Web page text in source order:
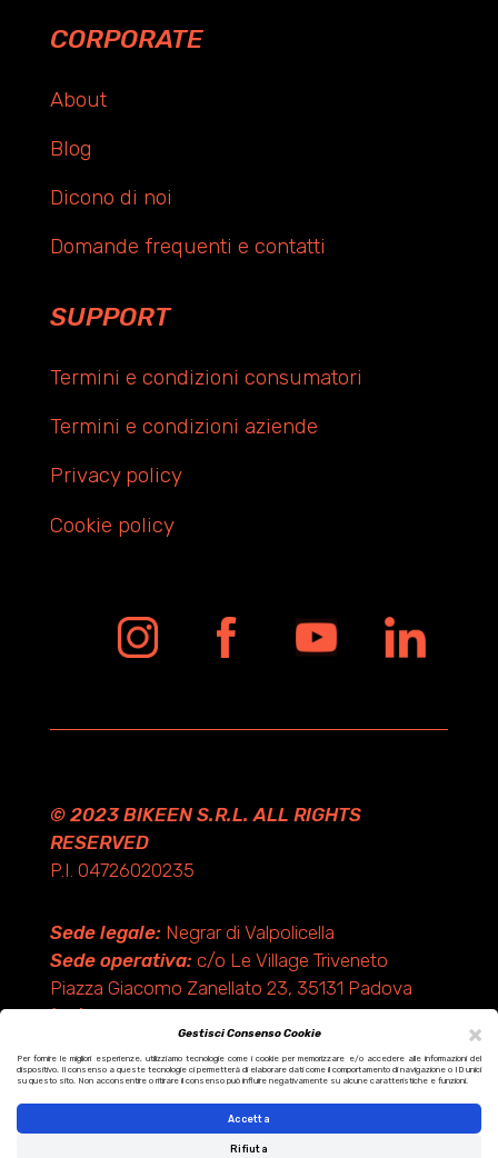
×
Gestisci Consenso Cookie
Per fornire le migliori esperienze, utilizziamo tecnologie come i cookie per memorizzare e/o accedere alle informazioni del
dispositivo. Il consenso a queste tecnologie ci permetterà di elaborare dati come il comportamento di navigazione o ID unici
su questo sito. Non acconsentire o ritirare il consenso può influire negativamente su alcune caratteristiche e funzioni.
Accetta
Rifiuta
CORPORATE
About
Blog
Dicono di noi
Domande frequenti e contatti
SUPPORT
Termini e condizioni consumatori
Termini e condizioni aziende
Privacy policy
Cookie policy
© 2023 BIKEEN S.R.L. ALL RIGHTS
RESERVED
P.I. 04726020235
Sede legale:Negrar di Valpolicella
Sede operativa:c/o Le Village Triveneto
Piazza Giacomo Zanellato 23, 35131 Padova
(PD)
Design by KF ADV
Development by Italix.net